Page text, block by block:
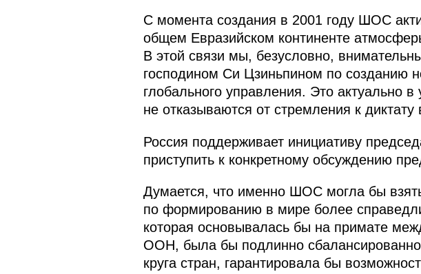
С момента создания в 2001 году ШОС
общем Евразийском континенте
В этой связи мы, безусловно,
господином Си Цзиньпином по созданию
глобального управления. Это актуально
не отказываются от стремления к
Россия поддерживает инициативу
приступить к конкретному обсуждению
Думается, что именно ШОС могла бы
по формированию в мире более
которая основывалась бы на примате
ООН, была бы подлинно
круга стран, гарантировала бы